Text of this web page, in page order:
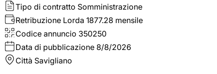
Tipo di contratto Somministrazione
Retribuzione Lorda 1877.28 mensile
Codice annuncio 350250
Data di pubblicazione 8/8/2026
Città Savigliano